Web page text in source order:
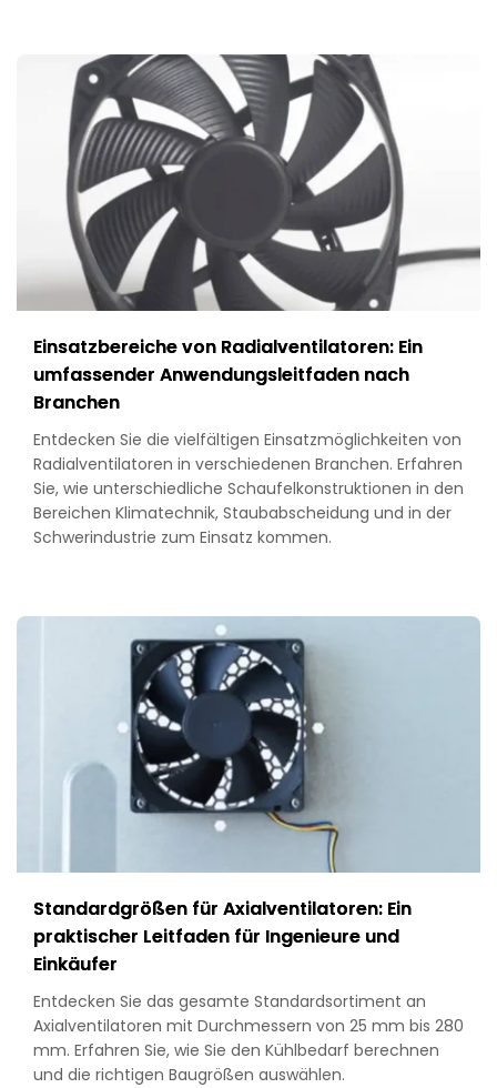
Guide
to
Filters,
Guards
&
Selection
Einsatzbereiche von Radialventilatoren: Ein
umfassender Anwendungsleitfaden nach
Branchen
Entdecken Sie die vielfältigen Einsatzmöglichkeiten von
Radialventilatoren in verschiedenen Branchen. Erfahren
Sie, wie unterschiedliche Schaufelkonstruktionen in den
Bereichen Klimatechnik, Staubabscheidung und in der
Schwerindustrie zum Einsatz kommen.
Standardgrößen für Axialventilatoren: Ein
praktischer Leitfaden für Ingenieure und
Einkäufer
Entdecken Sie das gesamte Standardsortiment an
Axialventilatoren mit Durchmessern von 25 mm bis 280
mm. Erfahren Sie, wie Sie den Kühlbedarf berechnen
und die richtigen Baugrößen auswählen.